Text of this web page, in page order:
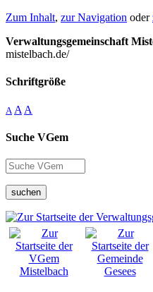
Zum Inhalt, zur Navigation oder
Verwaltungsgemeinschaft
mistelbach.de/
Schriftgröße
A A A
Suche VGem
suchen